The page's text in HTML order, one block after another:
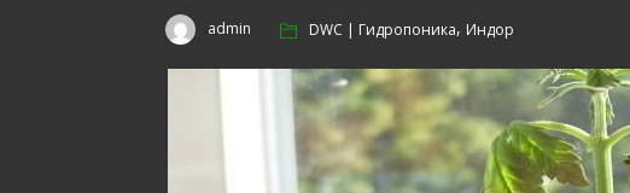
admin DWC | Гидропоника, Индор